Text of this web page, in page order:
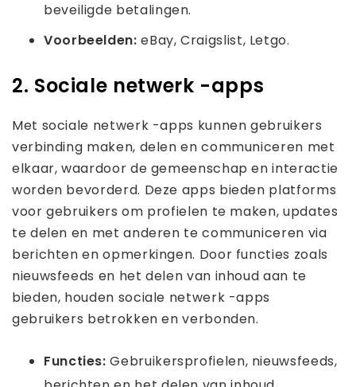
beveiligde betalingen.
Voorbeelden:eBay, Craigslist, Letgo.
2. Sociale netwerk -apps
Met sociale netwerk -apps kunnen gebruikers
verbinding maken, delen en communiceren met
elkaar, waardoor de gemeenschap en interactie
worden bevorderd. Deze apps bieden platforms
voor gebruikers om profielen te maken, updates
te delen en met anderen te communiceren via
berichten en opmerkingen. Door functies zoals
nieuwsfeeds en het delen van inhoud aan te
bieden, houden sociale netwerk -apps
gebruikers betrokken en verbonden.
Functies:Gebruikersprofielen, nieuwsfeeds,